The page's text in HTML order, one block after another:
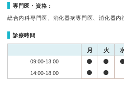
専門医・資格：
総合内科専門医、消化器病専門医、消化器内
診療時間
月 火
09:00-13:00
14:00-18:00